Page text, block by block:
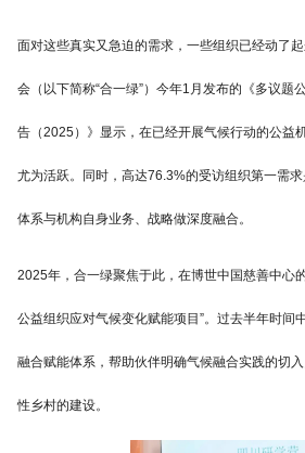
面对这些真实又急迫的需求，一些组织已经动了
会（以下简称“合一绿”）今年1月发布的《多议题
告（2025）》显示，在已经开展气候行动的公益
尤为活跃。同时，高达76.3%的受访组织第一需
体系与机构自身业务、战略做深度融合。
2025年，合一绿聚焦于此，在博世中国慈善中心
公益组织应对气候变化赋能项目”。过去半年时间
融合赋能体系，帮助伙伴明确气候融合实践的切
性乡村的建设。